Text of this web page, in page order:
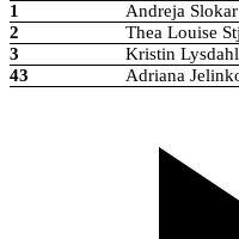
1
Andreja Slokar
2
Thea Louise
3
Kristin Lysdahl
43
Adriana